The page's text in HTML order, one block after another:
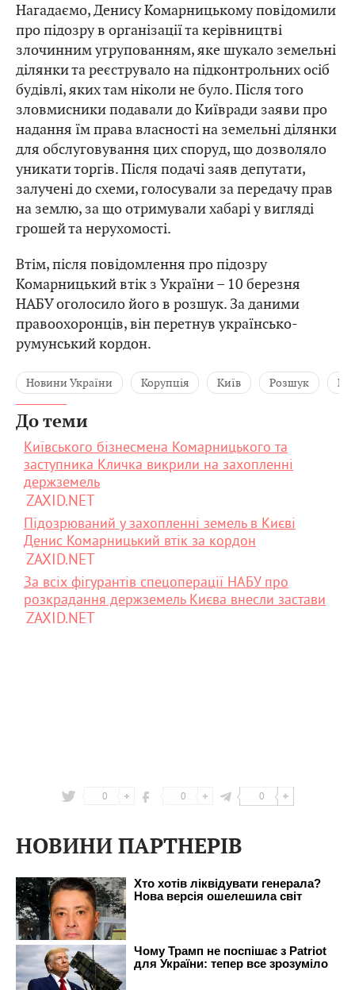
Нагадаємо, Денису Комарницькому повідомили
про підозру в організації та керівництві
злочинним угрупованням, яке шукало земельні
ділянки та реєструвало на підконтрольних осіб
будівлі, яких там ніколи не було. Після того
зловмисники подавали до Київради заяви про
надання їм права власності на земельні ділянки
для обслуговування цих споруд, що дозволяло
уникати торгів. Після подачі заяв депутати,
залучені до схеми, голосували за передачу прав
на землю, за що отримували хабарі у вигляді
грошей та нерухомості.
Втім, після повідомлення про підозру
Комарницький втік з України – 10 березня
НАБУ оголосило його в розшук. За даними
правоохоронців, він перетнув українсько-
румунський кордон.
Новини України Корупція Київ Розшук
До теми
Київського бізнесмена Комарницького та
заступника Кличка викрили на захопленні
держземель
ZAXID.NET
Підозрюваний у захопленні земель в Києві
Денис Комарницький втік за кордон
ZAXID.NET
За всіх фігурантів спецоперації НАБУ про
розкрадання держземель Києва внесли застави
ZAXID.NET
0 0 0
НОВИНИ ПАРТНЕРІВ